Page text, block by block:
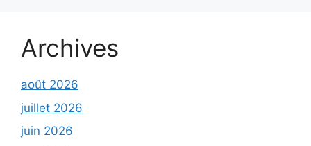
Archives
août 2026
juillet 2026
juin 2026